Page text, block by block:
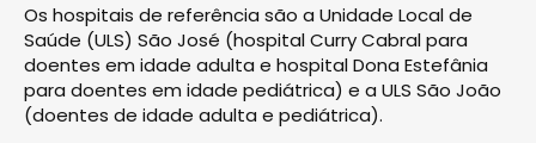
Os hospitais de referência são a Unidade Local de
Saúde (ULS) São José (hospital Curry Cabral para
doentes em idade adulta e hospital Dona Estefânia
para doentes em idade pediátrica) e a ULS São João
(doentes de idade adulta e pediátrica).